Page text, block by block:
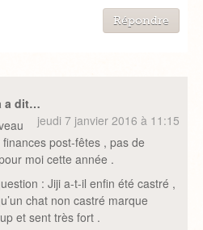
Répondre
a dit…
jeudi 7 janvier 2016 à 11:15
post-fêtes , pas de
moi cette année .
: Jiji a-t-il enfin été castré ,
chat non castré marque
et sent très fort .